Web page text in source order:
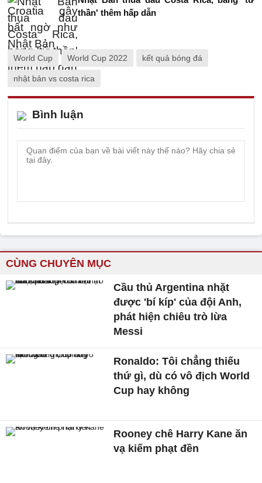
thần' thêm hấp dẫn
World Cup World Cup 2022 kết quả bóng đá
nhật bản vs costa rica
Bình luận
CÙNG CHUYÊN MỤC
Cầu thủ Argentina nhặt
được 'bí kíp' của đội Anh,
phát hiện chiêu trò lừa
Messi
Ronaldo: Tôi chẳng thiếu
thứ gì, dù có vô địch World
Cup hay không
Rooney chê Harry Kane ăn
vạ kiếm phạt đền